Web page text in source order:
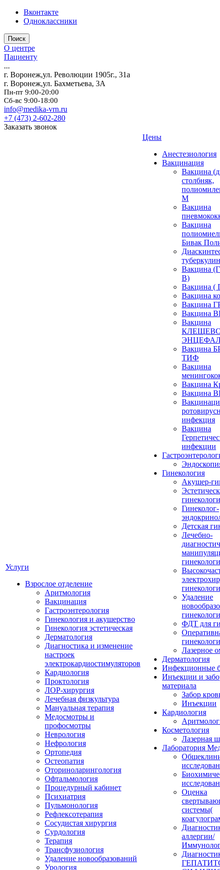
Вконтакте
Одноклассники
Поиск
О центре
Пациенту
...
г. Воронеж,ул. Революции 1905г., 31а
г. Воронеж,ул. Бахметьева, 3А
Пн-пт 9:00-20:00
Сб-вс 9:00-18:00
info@medika-vrn.ru
+7 (473) 2-602-280
Заказать звонок
Услуги
Взрослое отделение
Аритмология
Вакцинация
Гастроэнтерология
Гинекология и акушерство
Гинекология эстетическая
Дерматология
Диагностика и изменение
настроек
электрокардиостимуляторов
Кардиология
Проктология
ЛОР-хирургия
Лечебная физкультура
Мануальная терапия
Медосмотры и
профосмотры
Неврология
Нефрология
Ортопедия
Остеопатия
Оториноларингология
Офтальмология
Процедурный кабинет
Психиатрия
Пульмонология
Рефлексотерапия
Сосудистая хирургия
Сурдология
Терапия
Трансфузиология
Удаление новообразований
Урология
Цены
Анестезиология
Вакцинация
Вакцина
столбняк,
М
Вакцина
Вакцина
Бивак
Вакцина
В)
Вакцина (
Вакцина
Вакцина
Вакцина
Вакцина
Вакцина
ТИФ
Вакцина
Вакцина
Вакцина
инфекция
Вакцина
инфекции
Гинекология
Акушер-
Гинеколог-
Детская
Лечебно-
Удаление
ФДТ для
Лазерное
Дерматология
Инфекционные
Инъекции и
материала
Забор
Инъекции
Кардиология
Косметология
Лазерная
Лаборатория
Оценка
системы(
аллергии/